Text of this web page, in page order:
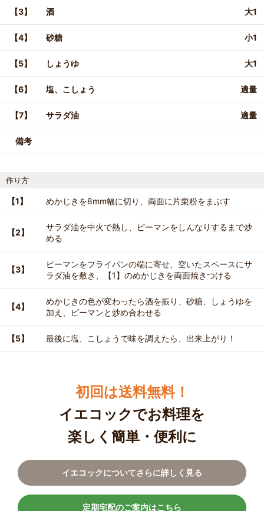
【3】 酒 大1
【4】 砂糖 小1
【5】 しょうゆ 大1
【6】 塩、こしょう 適量
【7】 サラダ油 適量
備考
作り方
【1】 めかじきを8mm幅に切り、両面に片栗粉をまぶす
【2】
サラダ油を中火で熱し、ピーマンをしんなりするまで炒
める
【3】
ピーマンをフライパンの端に寄せ、空いたスペースにサ
ラダ油を敷き、【1】のめかじきを両面焼きつける
【4】
めかじきの色が変わったら酒を振り、砂糖、しょうゆを
加え、ピーマンと炒め合わせる
【5】 最後に塩、こしょうで味を調えたら、出来上がり！
初回は送料無料！
イエコックでお料理を
楽しく簡単・便利に
イエコックについてさらに詳しく見る
定期宅配のご案内はこちら